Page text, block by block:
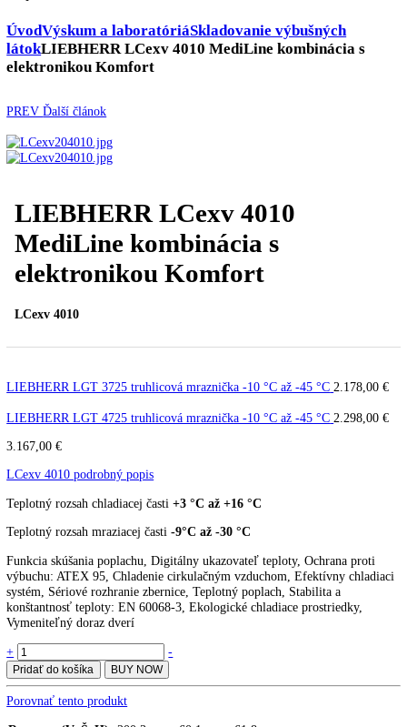
Ultra nízka teplota -86 °C
Skladovanie výbušných látok
Kávovary
Kávy
Uncategorized
látokLIEBHERR LCexv 4010 MediLine kombinácia s
elektronikou Komfort
PREVĎalší článok
LIEBHERR LCexv 4010
MediLine kombinácia s
elektronikou Komfort
LCexv 4010
LIEBHERR LGT 3725 truhlicová mraznička -10 °C až -45 °C
LIEBHERR LGT 4725 truhlicová mraznička -10 °C až -45 °C
3.167,00
LCexv 4010 podrobný popis